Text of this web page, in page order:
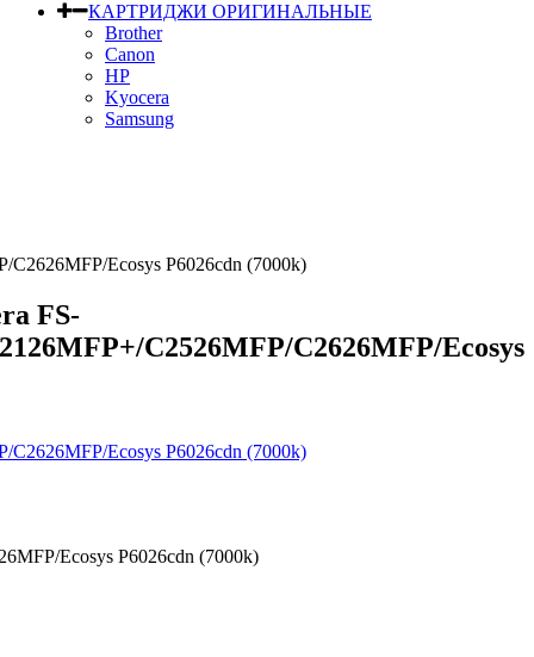
КАРТРИДЖИ ОРИГИНАЛЬНЫЕ
Brother
Canon
HP
Kyocera
Samsung
Ecosys P6026cdn (7000k)
FS-
C2526MFP/C2626MFP/Ecosys
Ecosys P6026cdn (7000k)